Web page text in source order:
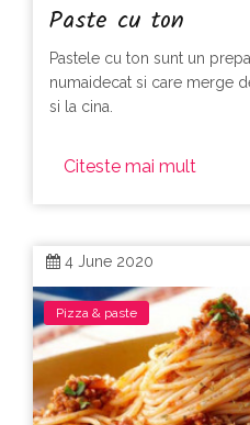
Paste cu ton
Pastele cu ton sunt un
numaidecat si care merge
si la cina.
Citeste mai mult
4 June 2020
Pizza & paste